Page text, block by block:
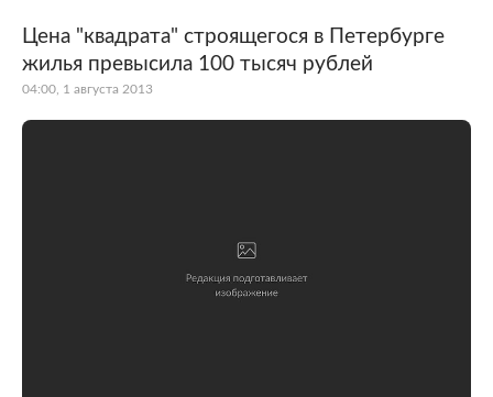
Цена "квадрата" строящегося в Петербурге
жилья превысила 100 тысяч рублей
04:00, 1 августа 2013